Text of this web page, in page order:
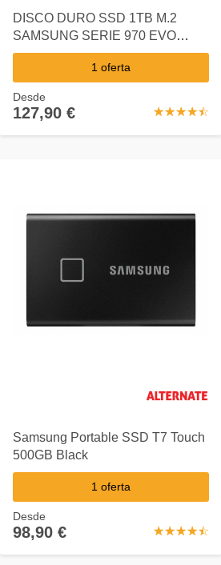
DISCO DURO SSD 1TB M.2
SAMSUNG SERIE 970 EVO
PLUS PCIe Gen3.0 x4 NV MZ-
1 oferta
☆☆☆☆☆
★★★★★
Desde
127,90 €
Samsung Portable SSD T7 Touch
500GB Black
1 oferta
☆☆☆☆☆
★★★★★
Desde
98,90 €